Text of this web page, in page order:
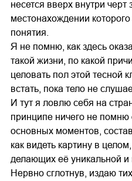
несется вверх внутри черт
местонахождении
понятия.
Я не помню, как здесь
такой жизни, по какой
целовать пол этой тесной
встать, пока тело не
И тут я ловлю себя на
принципе ничего не помню
основных моментов,
как видеть картину в
делающих её уникальной и
Нервно сглотнув, издаю